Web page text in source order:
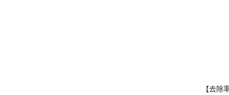
【去除